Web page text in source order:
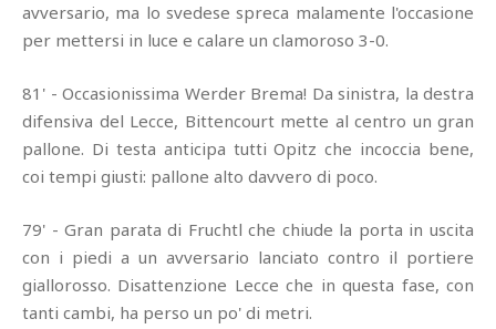
avversario, ma lo svedese spreca malamente l'occasione
per mettersi in luce e calare un clamoroso 3-0.
81' - Occasionissima Werder Brema! Da sinistra, la destra
difensiva del Lecce, Bittencourt mette al centro un gran
pallone. Di testa anticipa tutti Opitz che incoccia bene,
coi tempi giusti: pallone alto davvero di poco.
79' - Gran parata di Fruchtl che chiude la porta in uscita
con i piedi a un avversario lanciato contro il portiere
giallorosso. Disattenzione Lecce che in questa fase, con
tanti cambi, ha perso un po' di metri.